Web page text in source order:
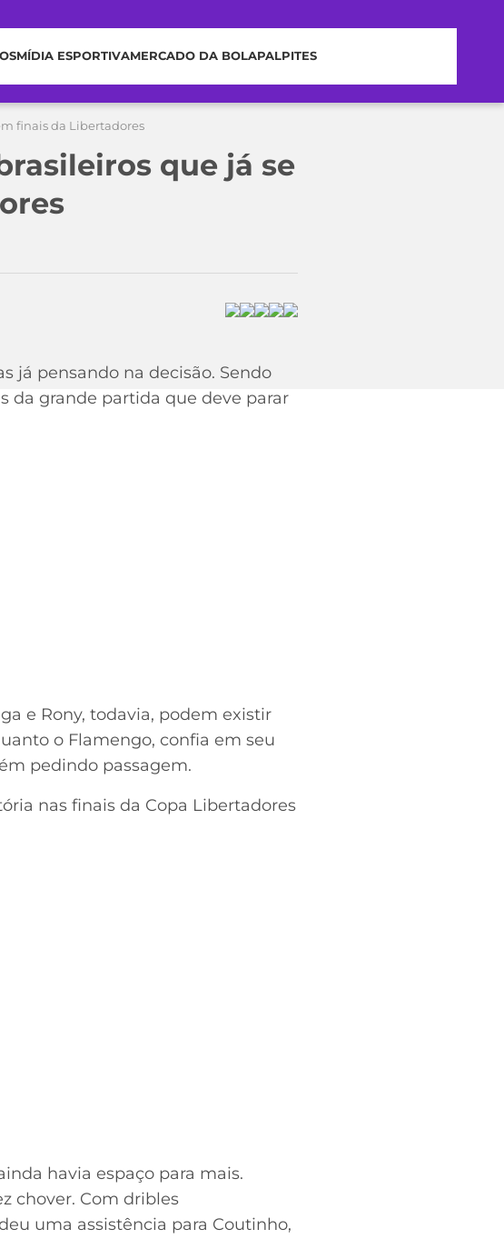
MÍDIA ESPORTIVAMERCADO DA BOLAPALPITES
finais da Libertadores
que já se
já pensando na decisão. Sendo
da grande partida que deve parar
e Rony, todavia, podem existir
o Flamengo, confia em seu
pedindo passagem.
nas finais da Copa Libertadores
havia espaço para mais.
chover. Com dribles
uma assistência para Coutinho,